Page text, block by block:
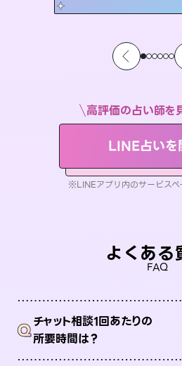
高評価の占い師を
LINE占いを
※LINEアプリ内のサービスペ
よくある
FAQ
Qチャット相談1回あたりの
所要時間は？